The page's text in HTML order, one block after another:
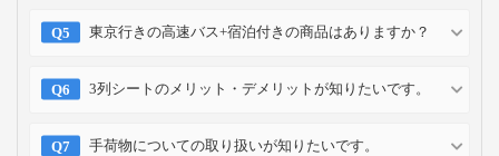
東京行きの高速バス+宿泊付きの商品はありますか？
3列シートのメリット・デメリットが知りたいです。
手荷物についての取り扱いが知りたいです。